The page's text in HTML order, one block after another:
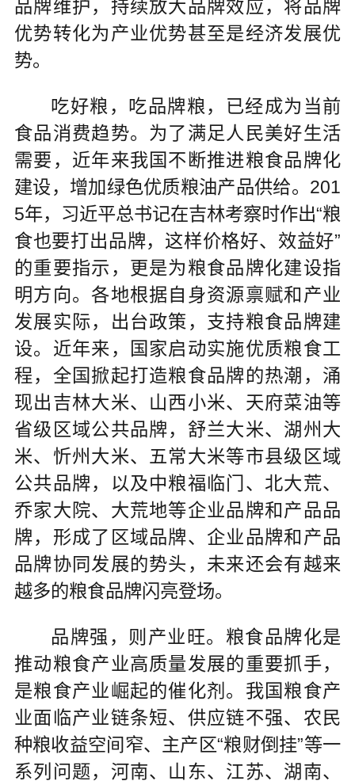
品牌维护，持续放大品牌效应，将品牌
优势转化为产业优势甚至是经济发展优
势。
吃好粮，吃品牌粮，已经成为当前
食品消费趋势。为了满足人民美好生活
需要，近年来我国不断推进粮食品牌化
建设，增加绿色优质粮油产品供给。201
5年，习近平总书记在吉林考察时作出“粮
食也要打出品牌，这样价格好、效益好”
的重要指示，更是为粮食品牌化建设指
明方向。各地根据自身资源禀赋和产业
发展实际，出台政策，支持粮食品牌建
设。近年来，国家启动实施优质粮食工
程，全国掀起打造粮食品牌的热潮，涌
现出吉林大米、山西小米、天府菜油等
省级区域公共品牌，舒兰大米、湖州大
米、忻州大米、五常大米等市县级区域
公共品牌，以及中粮福临门、北大荒、
乔家大院、大荒地等企业品牌和产品品
牌，形成了区域品牌、企业品牌和产品
品牌协同发展的势头，未来还会有越来
越多的粮食品牌闪亮登场。
品牌强，则产业旺。粮食品牌化是
推动粮食产业高质量发展的重要抓手，
是粮食产业崛起的催化剂。我国粮食产
业面临产业链条短、供应链不强、农民
种粮收益空间窄、主产区“粮财倒挂”等一
系列问题，河南、山东、江苏、湖南、